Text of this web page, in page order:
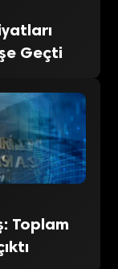
Geçti
Toplam